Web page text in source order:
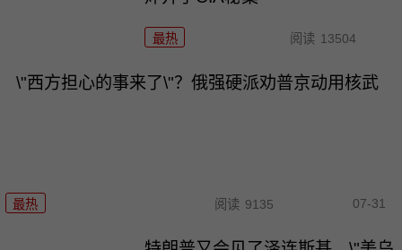
最热 阅读 13504
\"西方担心的事来了\"？俄强硬派劝普京动用核武
最热 阅读 9135 07-31